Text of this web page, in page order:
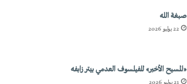
صبغة الله
22 يوليو 2026
«المسيح الأخير» للفيلسوف العدمي بيتر زابفه